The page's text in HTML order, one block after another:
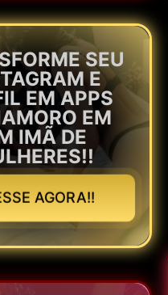
SEU
E
EM APPS
EM
IMÃ DE
AGORA!!